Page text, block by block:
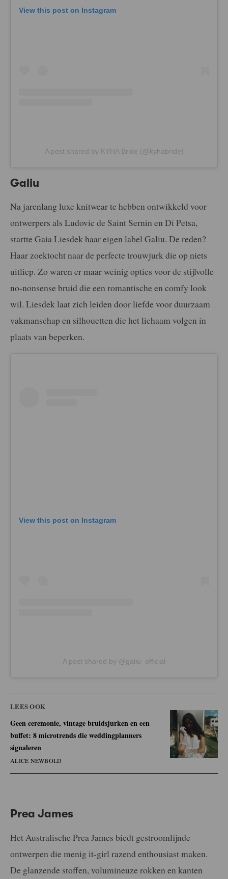
View this post on Instagram
A post shared by KYHA Bride (@kyhabride)
Galiu
Na jarenlang luxe knitwear te hebben ontwikkeld voor
ontwerpers als Ludovic de Saint Sernin en Di Petsa,
startte Gaia Liesdek haar eigen label Galiu. De reden?
Haar zoektocht naar de perfecte trouwjurk die op niets
uitliep. Zo waren er maar weinig opties voor de stijlvolle
no-nonsense bruid die een romantische en comfy look
wil. Liesdek laat zich leiden door liefde voor duurzaam
vakmanschap en silhouetten die het lichaam volgen in
plaats van beperken.
View this post on Instagram
A post shared by @galiu_official
LEES OOK
Geen ceremonie, vintage bruidsjurken en een
buffet: 8 microtrends die weddingplanners
signaleren
ALICE NEWBOLD
Prea James
Het Australische Prea James biedt gestroomlijnde
ontwerpen die menig it-girl razend enthousiast maken.
De glanzende stoffen, volumineuze rokken en kanten